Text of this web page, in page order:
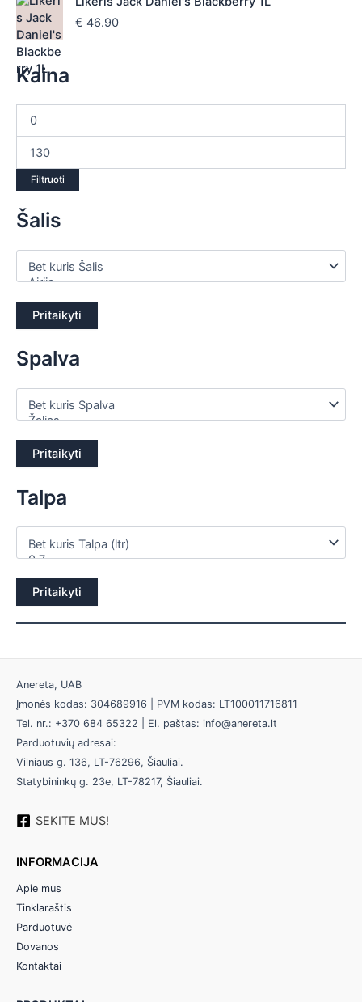
€ 46.90
Kaina
Filtruoti
Šalis
Pritaikyti
Spalva
Pritaikyti
Talpa
Pritaikyti
Anereta, UAB
Įmonės kodas: 304689916 | PVM kodas: LT100011716811
Tel. nr.: +370 684 65322 | El. paštas: info@anereta.lt
Parduotuvių adresai:
Vilniaus g. 136, LT-76296, Šiauliai.
Statybininkų g. 23e, LT-78217, Šiauliai.
SEKITE MUS!
INFORMACIJA
Apie mus
Tinklaraštis
Parduotuvė
Dovanos
Kontaktai